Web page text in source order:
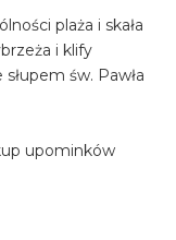
plaża i skała
i klify
św. Pawła
upominków